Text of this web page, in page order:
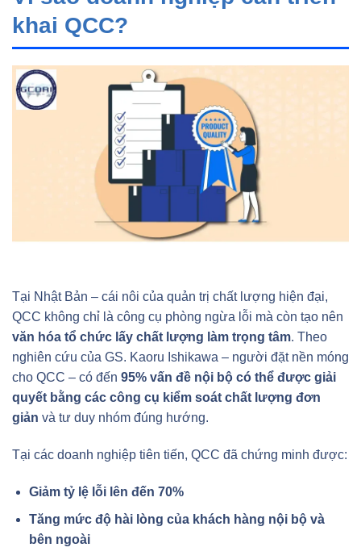
khai QCC?
Tại Nhật Bản – cái nôi của quản trị chất lượng hiện đại,
QCC không chỉ là công cụ phòng ngừa lỗi mà còn tạo nên
văn hóa tổ chức lấy chất lượng làm trọng tâm. Theo
nghiên cứu của GS. Kaoru Ishikawa – người đặt nền móng
cho QCC – có đến 95% vấn đề nội bộ có thể được giải
quyết bằng các công cụ kiểm soát chất lượng đơn
giản và tư duy nhóm đúng hướng.
Tại các doanh nghiệp tiên tiến, QCC đã chứng minh được:
Giảm tỷ lệ lỗi lên đến 70%
Tăng mức độ hài lòng của khách hàng nội bộ và
bên ngoài